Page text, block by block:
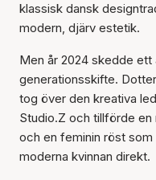
klassisk dansk
modern, djärv estetik.
Men år 2024 skedde ett
generationsskifte.
tog över den kreativa
Studio.Z och tillförde en
och en feminin röst som
moderna kvinnan direkt.